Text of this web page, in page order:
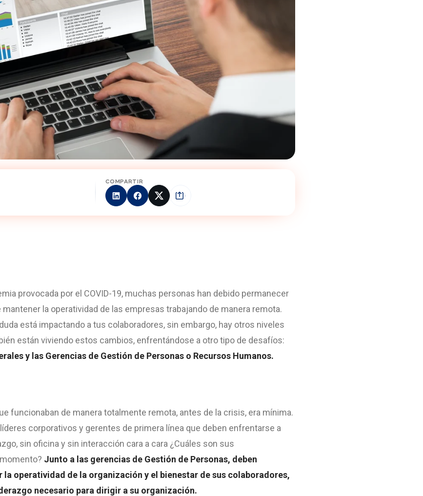
COMPARTIR
provocada por el COVID-19, muchas personas han debido permanecer
la operatividad de las empresas trabajando de manera remota.
está impactando a tus colaboradores, sin embargo, hay otros niveles
están viviendo estos cambios, enfrentándose a otro tipo de desafíos:
y las Gerencias de Gestión de Personas o Recursos Humanos.
funcionaban de manera totalmente remota, antes de la crisis, era mínima.
corporativos y gerentes de primera línea que deben enfrentarse a
sin oficina y sin interacción cara a cara ¿Cuáles son sus
Junto a las gerencias de Gestión de Personas, deben
la operatividad de la organización y el bienestar de sus colaboradores,
necesario para dirigir a su organización.